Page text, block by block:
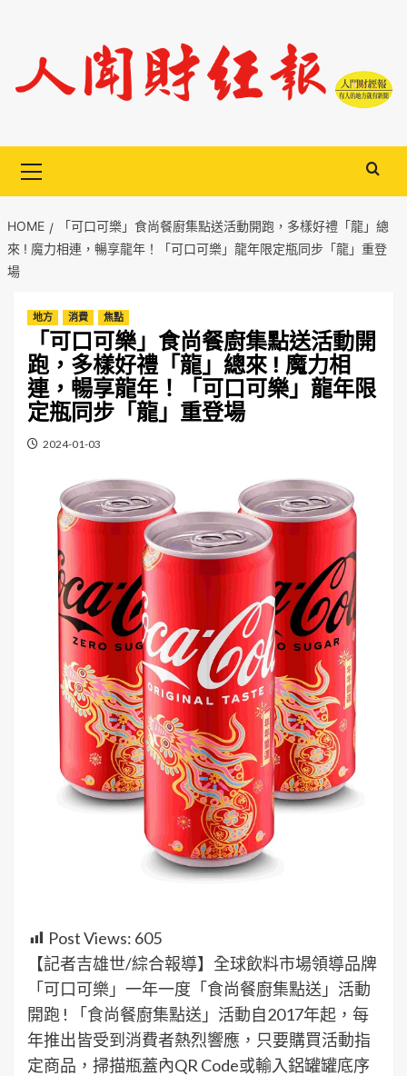
content
Menu
HOME
「可口可樂」食尚餐廚集點送活動開跑，多樣好禮「龍」總
來 ! 魔力相連，暢享龍年！「可口可樂」龍年限定瓶同步「龍」重登
場
地方 消費 焦點
「可口可樂」食尚餐廚集點送活動開
跑，多樣好禮「龍」總來 ! 魔力相
連，暢享龍年！「可口可樂」龍年限
定瓶同步「龍」重登場
2024-01-03
Post Views: 605
【記者吉雄世/綜合報導】全球飲料市場領導品牌
「可口可樂」一年一度「食尚餐廚集點送」活動
開跑 ! 「食尚餐廚集點送」活動自2017年起，每
年推出皆受到消費者熱烈響應，只要購買活動指
定商品，掃描瓶蓋內QR Code或輸入鋁罐罐底序